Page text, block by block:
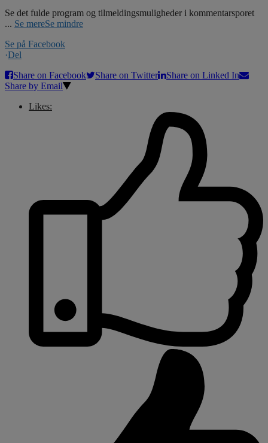
Se det fulde program og tilmeldingsmuligheder i kommentarsporet
... Se mereSe mindre
Se på Facebook
·Del
Share on Facebook
Share on Twitter
Share on Linked In
Share by Email
Likes: